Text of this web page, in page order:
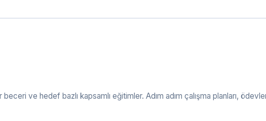
beceri ve hedef bazlı kapsamlı eğitimler. Adım adım çalışma planları,